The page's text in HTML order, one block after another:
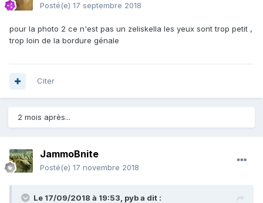
Posté(e) 17 septembre 2018
pour la photo 2 ce n'est pas un zeliskella les yeux sont trop petit ,
trop loin de la bordure génale
Citer
2 mois après...
JammoBnite
Posté(e) 17 novembre 2018
Le 17/09/2018 à 19:53, pyba dit :